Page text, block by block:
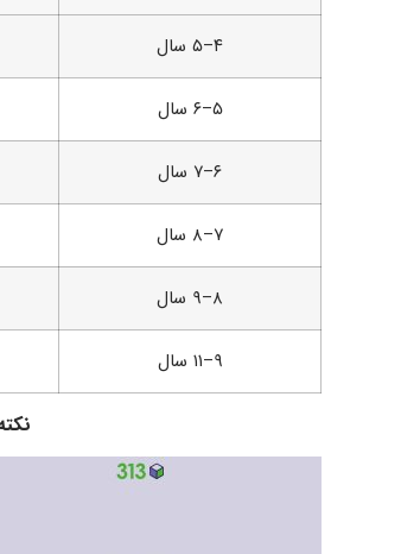
۴–۵ سال
۵–۶ سال
۶–۷ سال
۷–۸ سال
۸–۹ سال
۹–۱۱ سال